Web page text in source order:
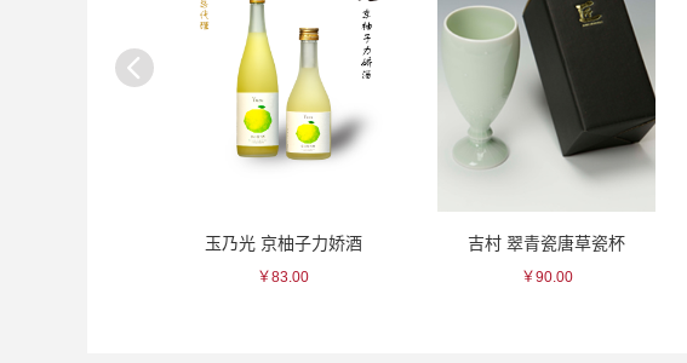
玉乃光 京柚子力娇酒
￥83.00
吉村 翠青瓷唐草瓷杯
￥90.00